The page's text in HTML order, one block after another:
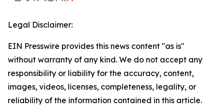
Legal Disclaimer:
EIN Presswire provides this news content "as is"
without warranty of any kind. We do not accept any
responsibility or liability for the accuracy, content,
images, videos, licenses, completeness, legality, or
reliability of the information contained in this article.